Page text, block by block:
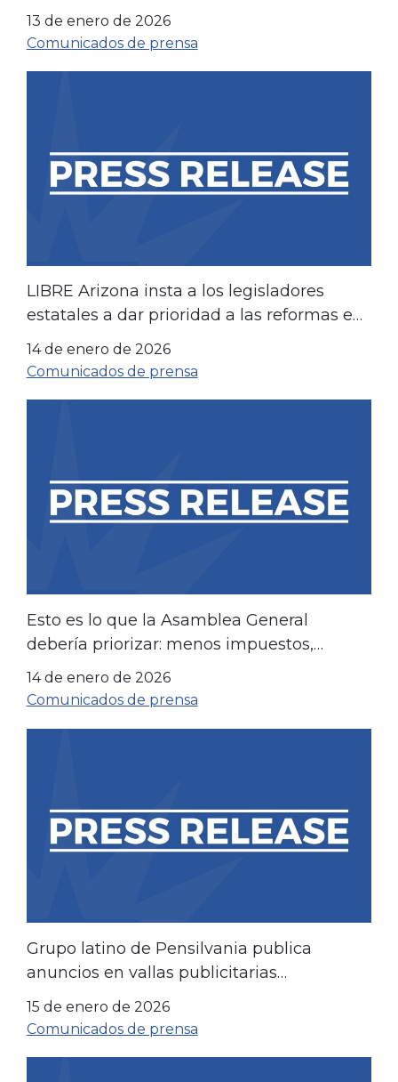
13 de enero de 2026
Comunicados de prensa
LIBRE Arizona insta a los legisladores
estatales a dar prioridad a las reformas en
materia de vivienda y energía al inicio de
la sesión legislativa.
14 de enero de 2026
Comunicados de prensa
Esto es lo que la Asamblea General
debería priorizar: menos impuestos,
menos burocracia y más puestos de
trabajo.
14 de enero de 2026
Comunicados de prensa
Grupo latino de Pensilvania publica
anuncios en vallas publicitarias
agradeciendo al representante Scott Perry
por apoyar la reducción de impuestos.
15 de enero de 2026
Comunicados de prensa